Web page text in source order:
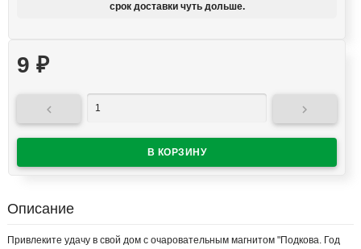
срок доставки чуть дольше.
9 ₽
 
Описание
Привлеките удачу в свой дом с очаровательным магнитом "Подкова. Год